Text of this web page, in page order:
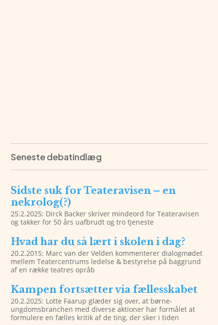
Seneste debatindlæg
Sidste suk for Teateravisen – en
nekrolog(?)
25.2.2025: Dirck Backer skriver mindeord for Teateravisen
og takker for 50 års uafbrudt og tro tjeneste
Hvad har du så lært i skolen i dag?
20.2.2015: Marc van der Velden kommenterer dialogmødet
mellem Teatercentrums ledelse & bestyrelse på baggrund
af en række teatres opråb
Kampen fortsætter via fællesskabet
20.2.2025: Lotte Faarup glæder sig over, at børne-
ungdomsbranchen med diverse aktioner har formålet at
formulere en fælles kritik af de ting, der sker i tiden